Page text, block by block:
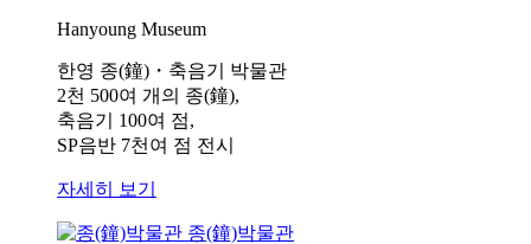
Hanyoung Museum
한영 종(鐘)・축음기 박물관
2천 500여 개의 종(鐘),
축음기 100여 점,
SP음반 7천여 점 전시
자세히 보기
종(鐘)박물관